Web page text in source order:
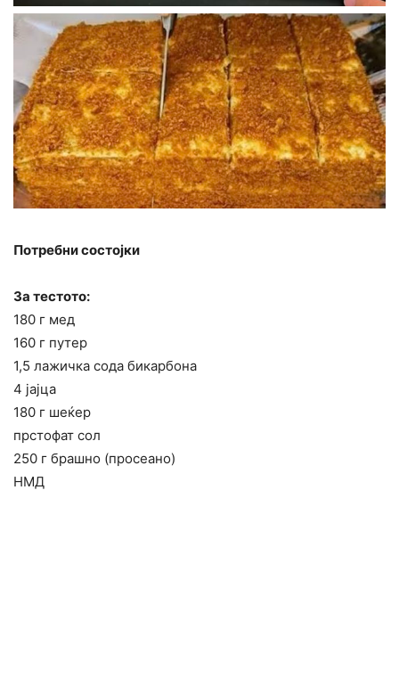
Потребни состојки
За тестото:
180 г мед
160 г путер
1,5 лажичка сода бикарбона
4 јајца
180 г шеќер
прстофат сол
250 г брашно (просеано)
НМД